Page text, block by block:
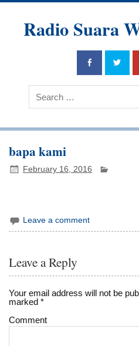
Radio Suara
bapa kami
February 16, 2016
Leave a comment
Leave a Reply
Your email address will not be
marked*
Comment